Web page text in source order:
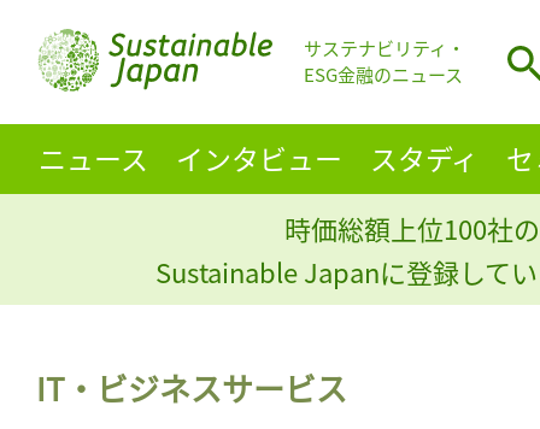
サステナビリティ・
ESG金融のニュース
ニュース インタビュー スタディ
時価総額上位100社
Sustainable Japanに登録して
IT・ビジネスサービス